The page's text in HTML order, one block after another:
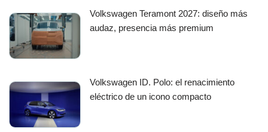
Volkswagen Teramont 2027: diseño más
audaz, presencia más premium
Volkswagen ID. Polo: el renacimiento
eléctrico de un icono compacto